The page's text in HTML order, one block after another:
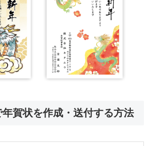
賀状を作成・送付する方法